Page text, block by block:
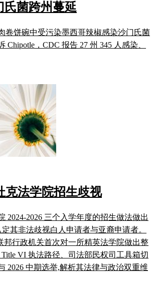
氏菌跨州蔓延
卷饼碗中受污染墨西哥辣椒感染沙门氏菌
Chipotle，CDC 报告 27 州 345 人感染、
克法学院招生歧视
2024-2026 三个入学年度的招生做法做出
其非法歧视白人申请者与亚裔申请者。
邦行政机关首次对一所精英法学院做出整
VI 执法路径、司法部民权司工具箱切
2026 中期选举,解析其法律与政治双重维